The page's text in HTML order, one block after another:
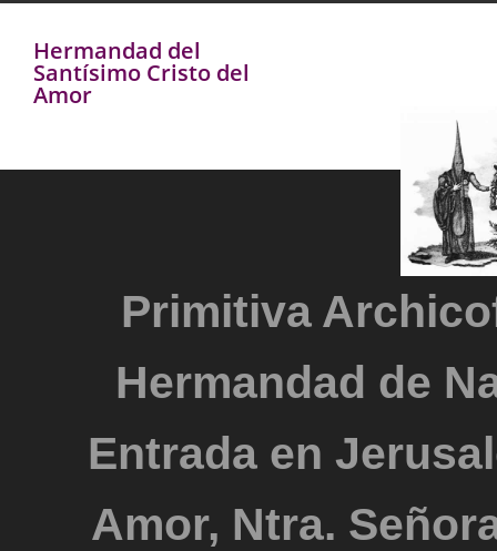
Hermandad del
Santísimo Cristo del
Amor
Primitiva
Hermandad de
Entrada en
Amor, Ntra.